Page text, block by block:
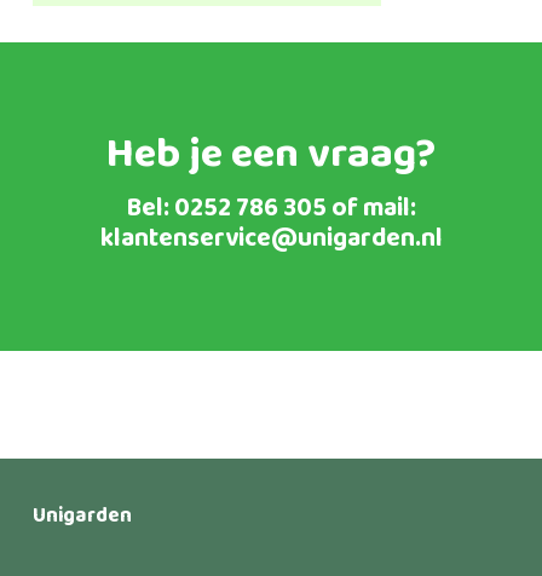
tot
Heb je een vraag?
Bel:0252 786 305of mail:
klantenservice@unigarden.nl
Unigarden